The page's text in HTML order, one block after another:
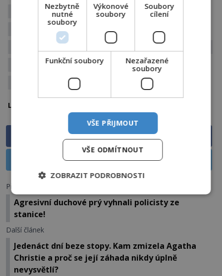
Egyptologie faraon
faraoni
Faraonova kletba
hrob hrobka
nefertiti pohřeb
starověký Egypt
tutanchamon
vědecký výzkum
Ztracená hrobka
Lokalita:
Sdílet na Facebooku
Sdílet na X
Předchozí článek
Agresivní duchové prý vyhnali policisty ze
stanice!
Další článek
Jedenáct dní beze stopy. Kam zmizela Agatha
Christie a proč se její záhada nikdy úplně
nevysvětlí?
Nezbytně
nutné
soubory
Výkonové
soubory
Soubory
cílení
Funkční soubory
Nezařazené
soubory
VŠE PŘIJMOUT
VŠE ODMÍTNOUT
ZOBRAZIT PODROBNOSTI